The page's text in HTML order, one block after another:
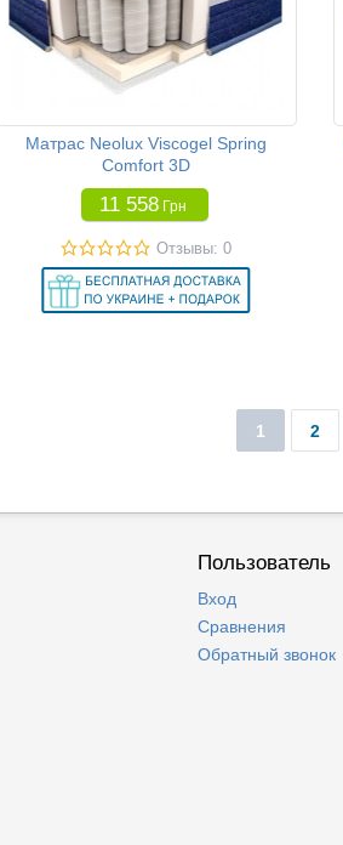
Матрас Neolux Viscogel Spring
Comfort 3D
11 558 Грн
Отзывы: 0
1 2
Пользователь
Вход
Сравнения
Обратный звонок